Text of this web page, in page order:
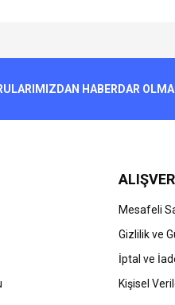
bozuk veya görüntülenemiyor.
farklı alternatifler olmalı.
HABERDAR
Mesafeli
Gizlilik ve
İptal ve
Kişisel